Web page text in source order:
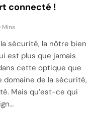
connecté !
Mins
sécurité, la nôtre bien
est plus que jamais
cette optique que
domaine de la sécurité,
Mais qu’est-ce qui